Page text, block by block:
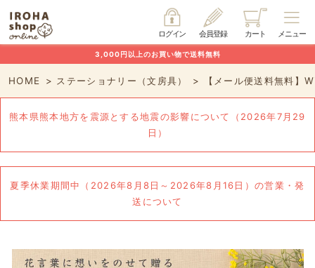
メニュー
カート
会員登録
ログイン
3,000円以上のお買い物で送料無料
HOME ステーショナリー（文房具） 【メール便送料無料
熊本県熊本地方を震源とする地震の影響について（2026年7月29
日）
夏季休業期間中（2026年8月8日～2026年8月16日）の営業・発
送について